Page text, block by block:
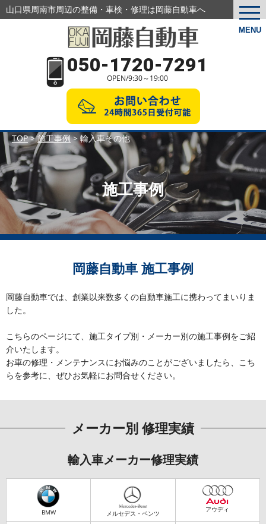
MENU
山口県周南市周辺の整備・車検・修理は岡藤自動車へ
050-1720-7291
OPEN/9:30～19:00
TOP>施工事例>輸入車その他
施工事例
岡藤自動車 施工事例
岡藤自動車では、創業以来数多くの自動車施工に携わってまいりま
した。
こちらのページにて、施工タイプ別・メーカー別の施工事例をご紹
介いたします。
お車の修理・メンテナンスにお悩みのことがございましたら、こち
らを参考に、ぜひお気軽にお問合せください。
メーカー別 修理実績
輸入車メーカー修理実績
BMW メルセデス・ベンツ アウディ